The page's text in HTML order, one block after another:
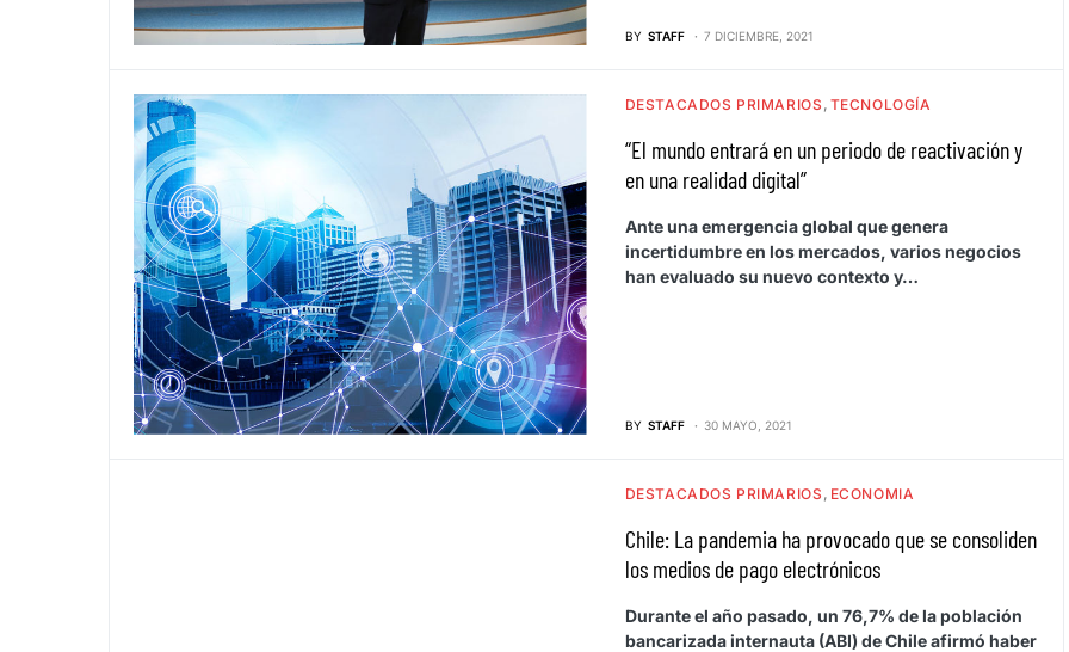
BY STAFF 7 DICIEMBRE, 2021
DESTACADOS PRIMARIOS TECNOLOGÍA
“El mundo entrará en un periodo de reactivación y
en una realidad digital”
Ante una emergencia global que genera
incertidumbre en los mercados, varios negocios
han evaluado su nuevo contexto y…
BY STAFF 30 MAYO, 2021
DESTACADOS PRIMARIOS ECONOMIA
Chile: La pandemia ha provocado que se consoliden
los medios de pago electrónicos
Durante el año pasado, un 76,7% de la población
bancarizada internauta (ABI) de Chile afirmó haber